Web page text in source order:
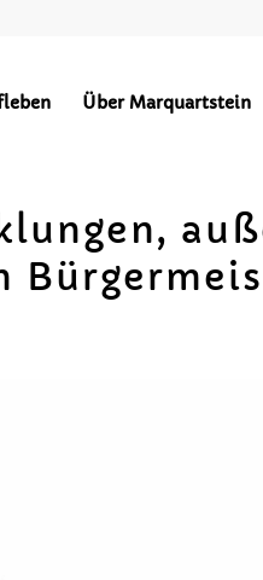
Über Marquartstein